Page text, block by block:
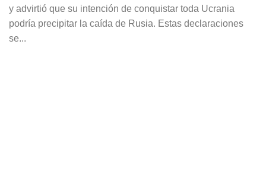
y advirtió que su intención de conquistar toda Ucrania
podría precipitar la caída de Rusia. Estas declaraciones
se...